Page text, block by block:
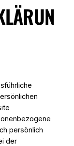
persönlich
der